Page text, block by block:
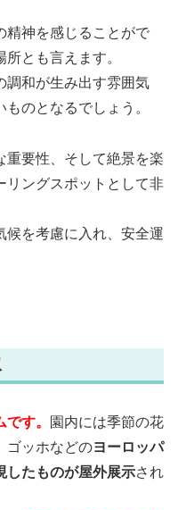
精神を感じることがで
とも言えます。
調和が生み出す雰囲気
のとなるでしょう。
重要性、そして絶景を楽
リングスポットとして非
候を考慮に入れ、安全運
す。
園内には季節の花
ゴッホなどのヨーロッパ
したものが屋外展示され